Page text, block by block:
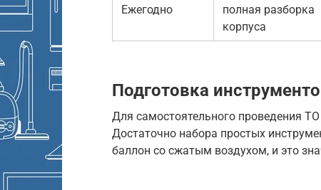
Ежегодно
полная разборка
корпуса
Подготовка
Для самостоятельного проведения
Достаточно набора простых
баллон со сжатым воздухом, и это